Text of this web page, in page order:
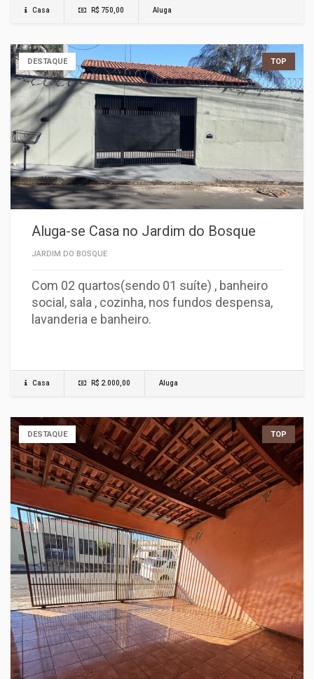
Casa R$ 750,00 Aluga
DESTAQUE TOP
Aluga-se Casa no Jardim do Bosque
JARDIM DO BOSQUE
Com 02 quartos(sendo 01 suíte) , banheiro
social, sala , cozinha, nos fundos despensa,
lavanderia e banheiro.
Casa R$ 2.000,00 Aluga
DESTAQUE TOP